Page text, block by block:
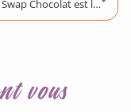
Mon colis Swap Chocolat est livré!
vous